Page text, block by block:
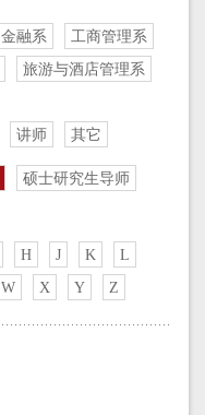
金融系
工商管理系
旅游与酒店管理系
讲师 其它
硕士研究生导师
H J K
L
W X Y Z